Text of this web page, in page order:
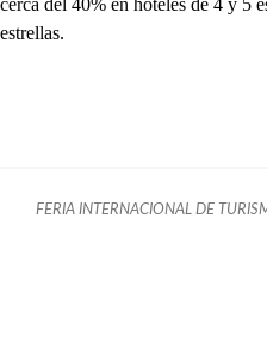
cerca del 40% en hoteles de 4 y 5
estrellas.
FERIA INTERNACIONAL DE